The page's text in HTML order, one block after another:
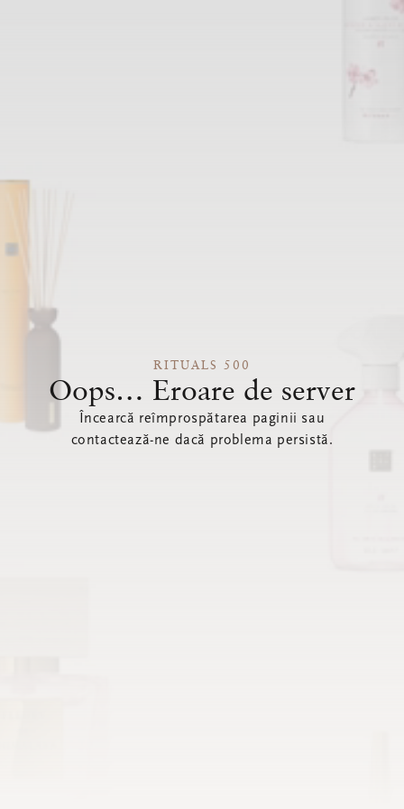
RITUALS 500
Oops… Eroare de server
Încearcă reîmprospătarea paginii sau
contactează-ne dacă problema persistă.